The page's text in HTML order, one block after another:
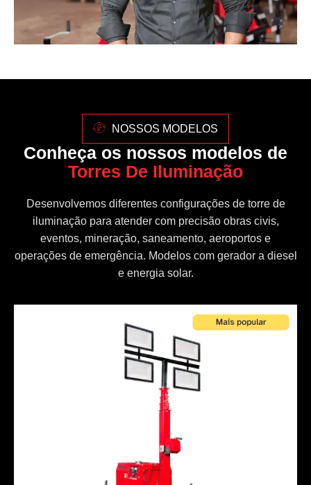
NOSSOS MODELOS
Conheça os nossos modelos de
Torres De Iluminação
Desenvolvemos diferentes configurações de torre de
iluminação para atender com precisão obras civis,
eventos, mineração, saneamento, aeroportos e
operações de emergência. Modelos com gerador a diesel
e energia solar.